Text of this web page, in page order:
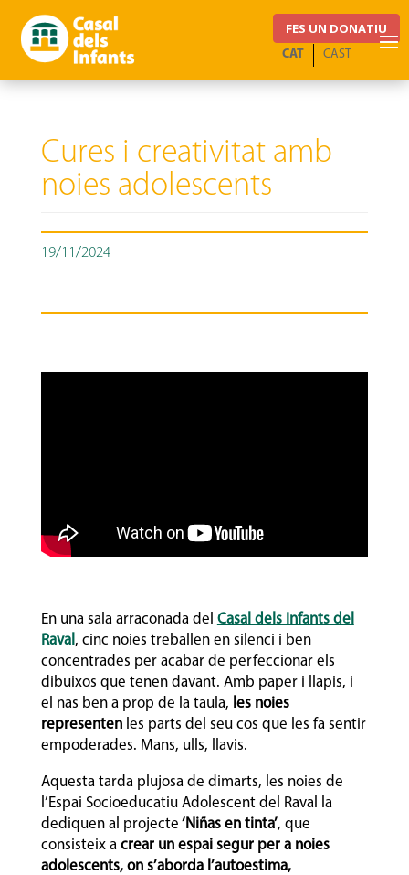
FES UN DONATIU
CAST
CAT
Cures i creativitat amb
noies adolescents
19/11/2024
En una sala arraconada del Casal dels Infants del
Raval , cinc noies treballen en silenci i ben
concentrades per acabar de perfeccionar els
dibuixos que tenen davant. Amb paper i llapis, i
el nas ben a prop de la taula, les noies
representen les parts del seu cos que les fa sentir
empoderades. Mans, ulls, llavis.
Aquesta tarda plujosa de dimarts, les noies de
l’Espai Socioeducatiu Adolescent del Raval la
dediquen al projecte ‘Niñas en tinta’, que
consisteix a crear un espai segur per a noies
adolescents, on s’aborda l’autoestima,